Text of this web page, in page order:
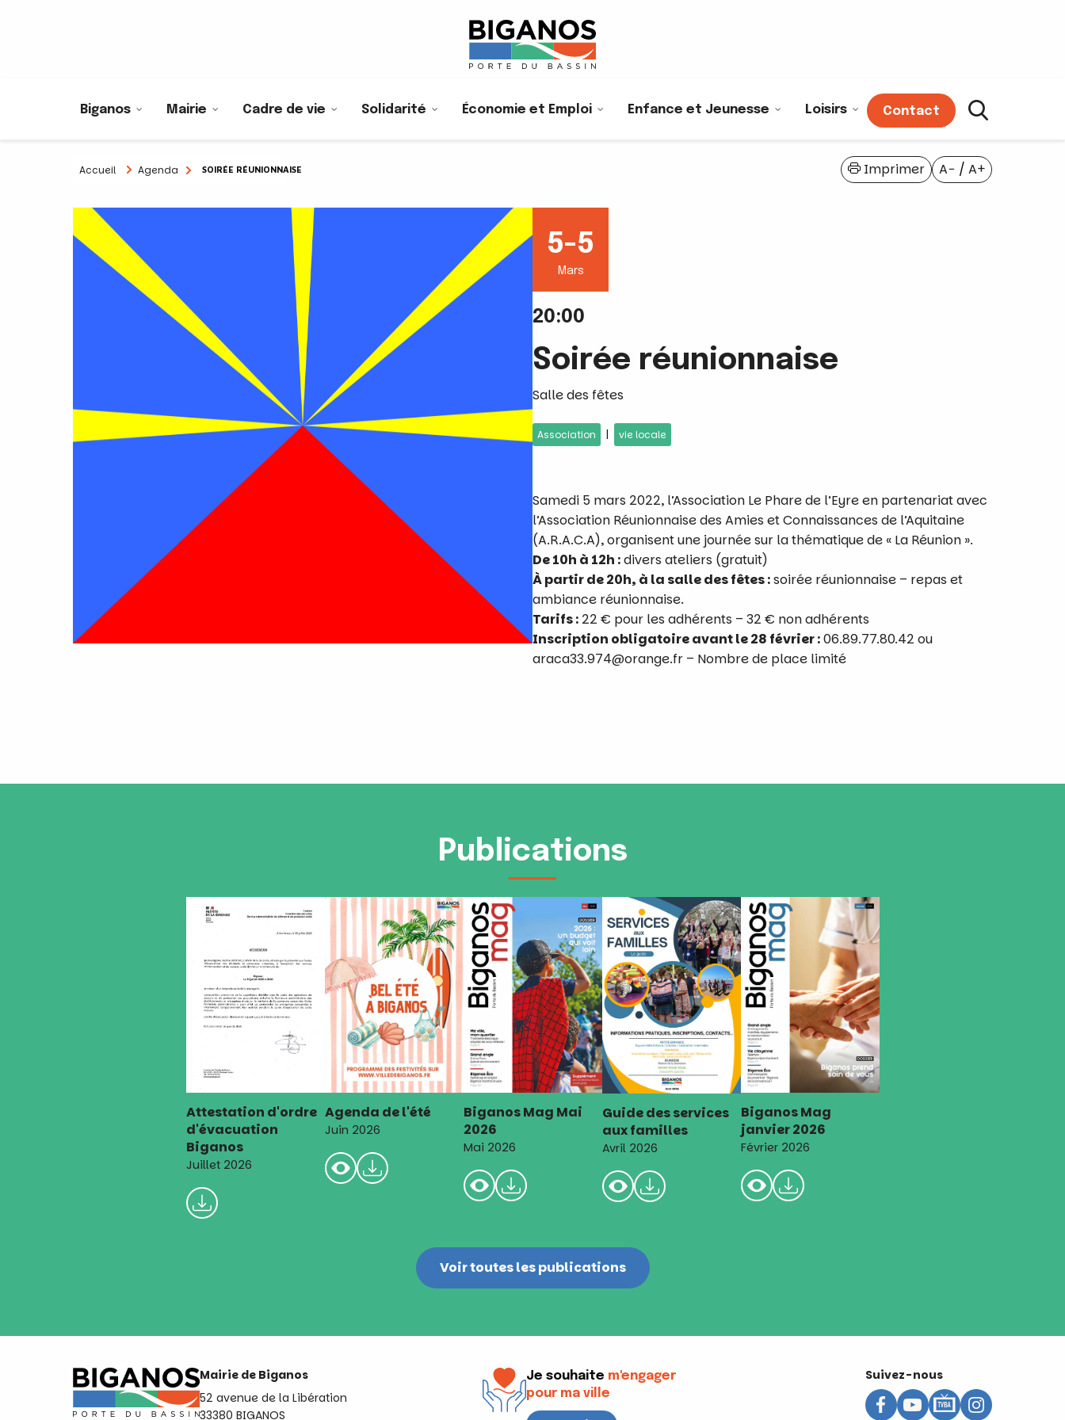
Biganos Mairie Cadre de vie Solidarité Économie et Emploi Enfance et Jeunesse Loisirs Contact
Accueil Agenda SOIRÉE RÉUNIONNAISE A− / A+
Imprimer
5-5
Mars
20:00
Soirée réunionnaise
Salle des fêtes
Association | vie locale
Samedi 5 mars 2022, l’Association Le Phare de l’Eyre en partenariat avec
l’Association Réunionnaise des Amies et Connaissances de l’Aquitaine
(A.R.A.C.A), organisent une journée sur la thématique de « La Réunion ».
De 10h à 12h :divers ateliers (gratuit)
À partir de 20h, à la salle des fêtes :soirée réunionnaise – repas et
ambiance réunionnaise.
Tarifs : 22 € pour les adhérents – 32 € non adhérents
Inscription obligatoire avant le 28 février :06.89.77.80.42 ou
araca33.974@orange.fr – Nombre de place limité
Publications
Attestation d'ordre
d'évacuation
Biganos
Juillet 2026
Agenda de l'été
Juin 2026
Biganos Mag Mai
2026
Mai 2026
Guide des services
aux familles
Avril 2026
Biganos Mag
janvier 2026
Février 2026
Voir toutes les publications
Mairie de Biganos
52 avenue de la Libération
33380 BIGANOS
Je souhaite m'engager
pour ma ville
Suivez-nous